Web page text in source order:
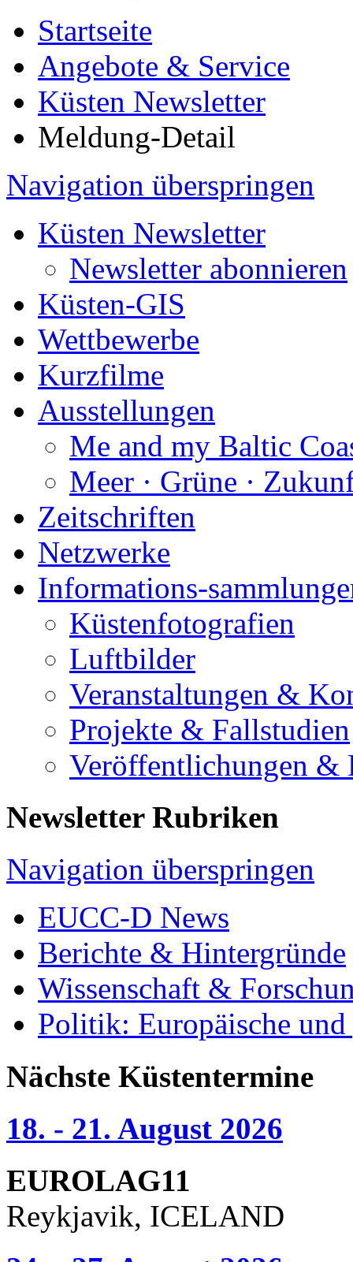
Startseite
Angebote & Service
Küsten Newsletter
Meldung-Detail
Navigation überspringen
Küsten Newsletter
Newsletter abonnieren
Küsten-GIS
Wettbewerbe
Kurzfilme
Ausstellungen
Me and my Baltic
Meer · Grüne ·
Zeitschriften
Netzwerke
Informations-
Küstenfotografien
Luftbilder
Veranstaltungen &
Projekte & Fallstudien
Veröffentlichungen &
Newsletter Rubriken
Navigation überspringen
EUCC-D News
Berichte & Hintergründe
Wissenschaft &
Politik: Europäische
Nächste Küstentermine
18. - 21. August 2026
EUROLAG11
Reykjavik, ICELAND